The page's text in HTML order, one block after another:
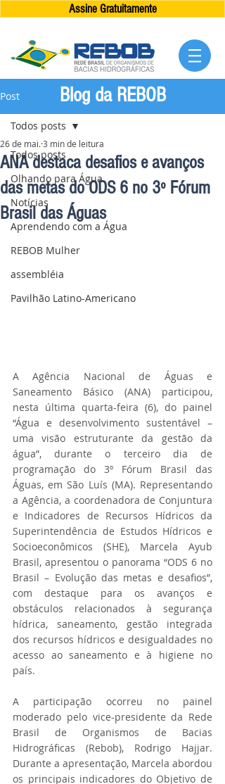
Assine Gratuitamente
Post
Todos posts
Olhando para Água
Notícias
Aprendendo com a Água
REBOB Mulher
assembléia
Pavilhão Latino-Americano
Todos posts
ANA destaca desafios e avanços
das metas do ODS 6 no 3º Fórum
Brasil das Águas
26 de mai. 3 min de leitura
A Agência Nacional de Águas e
Saneamento Básico (ANA) participou,
nesta última quarta-feira (6), do painel
“Água e desenvolvimento sustentável –
uma visão estruturante da gestão da
água”, durante o terceiro dia de
programação do 3º Fórum Brasil das
Águas, em São Luís (MA). Representando
a Agência, a coordenadora de Conjuntura
e Indicadores de Recursos Hídricos da
Superintendência de Estudos Hídricos e
Socioeconômicos (SHE), Marcela Ayub
Brasil, apresentou o panorama “ODS 6 no
Brasil – Evolução das metas e desafios”,
com destaque para os avanços e
obstáculos relacionados à segurança
hídrica, saneamento, gestão integrada
dos recursos hídricos e desigualdades no
acesso ao saneamento e à higiene no
país.
A participação ocorreu no painel
moderado pelo vice-presidente da Rede
Brasil de Organismos de Bacias
Hidrográficas (Rebob), Rodrigo Hajjar.
Durante a apresentação, Marcela abordou
os principais indicadores do Objetivo de
Blog da REBOB